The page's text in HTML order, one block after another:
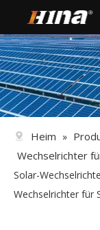
Heim »
Wechselrichter
Solar-
Wechselrichter für